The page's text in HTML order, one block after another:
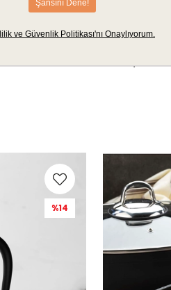
Schafer